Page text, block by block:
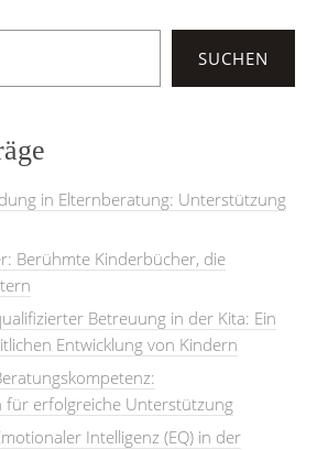
SUCHEN
in Elternberatung: Unterstützung
Berühmte Kinderbücher, die
Betreuung in der Kita: Ein
Entwicklung von Kindern
für erfolgreiche Unterstützung
Intelligenz (EQ) in der